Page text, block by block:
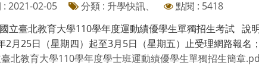
2021-02-05
分類 : 升學快訊、
點閱 : 5418
臺北教育大學110學年度運動績優學生單獨招生考試 說
2月25日（星期四）起至3月5日（星期五）止受理網路報名
北教育大學110學年度學士班運動績優學生單獨招生簡章